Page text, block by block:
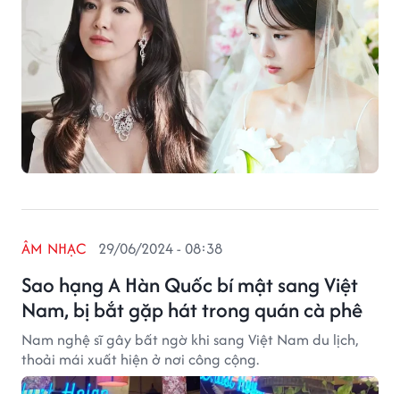
Sao hạng A Hàn Quốc bí mật sang Việt
Nam, bị bắt gặp hát trong quán cà phê
ÂM NHẠC 29/06/2024 - 08:38
Nam nghệ sĩ gây bất ngờ khi sang Việt Nam du lịch,
thoải mái xuất hiện ở nơi công cộng.